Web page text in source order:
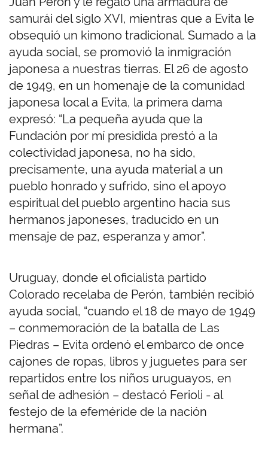
samurái del siglo XVI, mientras que a Evita le
obsequió un kimono tradicional. Sumado a la
ayuda social, se promovió la inmigración
japonesa a nuestras tierras. El 26 de agosto
de 1949, en un homenaje de la comunidad
japonesa local a Evita, la primera dama
expresó: “La pequeña ayuda que la
Fundación por mí presidida prestó a la
colectividad japonesa, no ha sido,
precisamente, una ayuda material a un
pueblo honrado y sufrido, sino el apoyo
espiritual del pueblo argentino hacia sus
hermanos japoneses, traducido en un
mensaje de paz, esperanza y amor”.
Uruguay, donde el oficialista partido
Colorado recelaba de Perón, también recibió
ayuda social, “cuando el 18 de mayo de 1949
– conmemoración de la batalla de Las
Piedras – Evita ordenó el embarco de once
cajones de ropas, libros y juguetes para ser
repartidos entre los niños uruguayos, en
señal de adhesión – destacó Ferioli - al
festejo de la efeméride de la nación
hermana”.